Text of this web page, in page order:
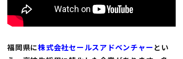
福岡県に株式会社セールスアドベンチャーとい